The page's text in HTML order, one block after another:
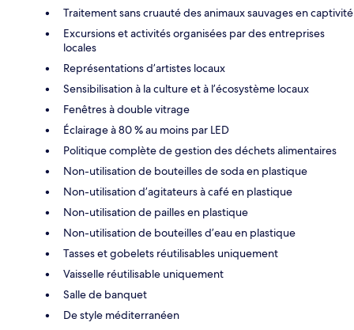
Traitement sans cruauté des animaux sauvages en captivité
Excursions et activités organisées par des entreprises
locales
Représentations d’artistes locaux
Sensibilisation à la culture et à l’écosystème locaux
Fenêtres à double vitrage
Éclairage à 80 % au moins par LED
Politique complète de gestion des déchets alimentaires
Non-utilisation de bouteilles de soda en plastique
Non-utilisation d’agitateurs à café en plastique
Non-utilisation de pailles en plastique
Non-utilisation de bouteilles d’eau en plastique
Tasses et gobelets réutilisables uniquement
Vaisselle réutilisable uniquement
Salle de banquet
De style méditerranéen